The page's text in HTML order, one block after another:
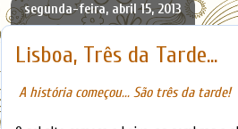
segunda-feira, abril 15, 2013
Lisboa, Três da Tarde...
A história começou... São três da tarde!